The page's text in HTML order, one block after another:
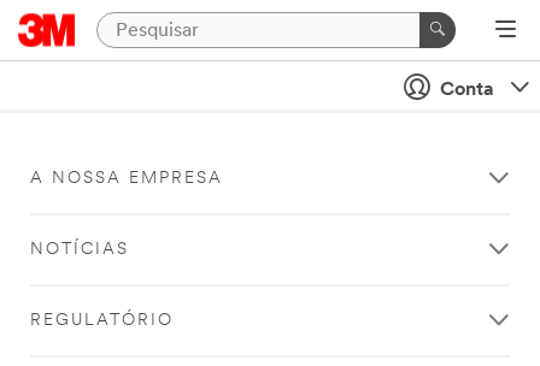
Conta
A NOSSA EMPRESA
NOTÍCIAS
REGULATÓRIO